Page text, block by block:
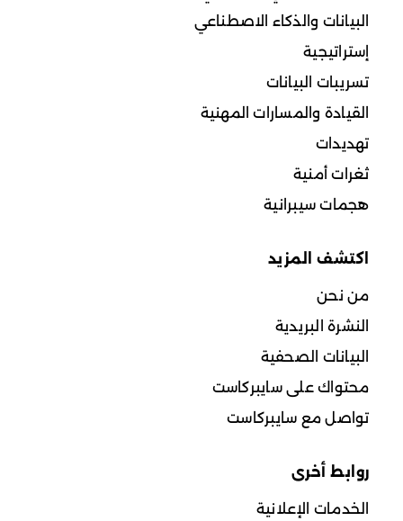
البيانات والذكاء الاصطناعي
إستراتيجية
تسريبات البيانات
القيادة والمسارات المهنية
تهديدات
ثغرات أمنية
هجمات سيبرانية
اكتشف المزيد
من نحن
النشرة البريدية
البيانات الصحفية
محتواك على سايبركاست
تواصل مع سايبركاست
روابط أخرى
الخدمات الإعلانية